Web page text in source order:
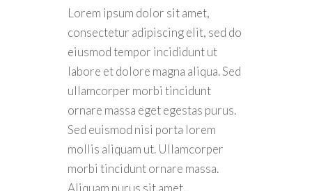
Lorem ipsum dolor sit amet,
consectetur adipiscing elit, sed do
eiusmod tempor incididunt ut
labore et dolore magna aliqua. Sed
ullamcorper morbi tincidunt
ornare massa eget egestas purus.
Sed euismod nisi porta lorem
mollis aliquam ut. Ullamcorper
morbi tincidunt ornare massa.
Aliquam purus sit amet...